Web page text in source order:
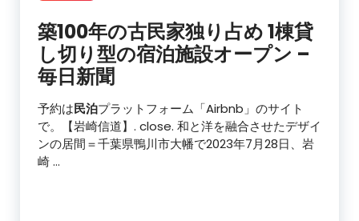
築100年の古民家独り占め 1棟貸
し切り型の宿泊施設オープン –
毎日新聞
予約は民泊プラットフォーム「Airbnb」のサイト
で。【岩崎信道】. close. 和と洋を融合させたデザイ
ンの居間＝千葉県鴨川市大幡で‎2023年7月‎28‎日、岩
崎 …